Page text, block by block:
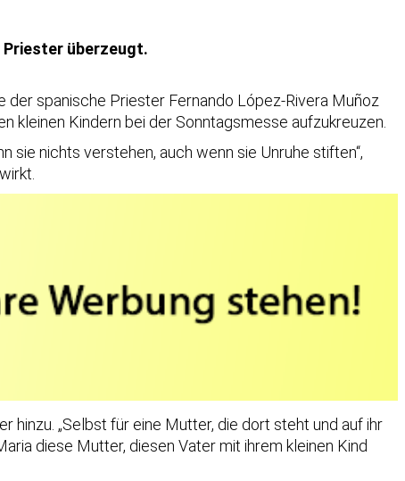
Priester überzeugt.
spanische Priester Fernando López-Rivera Muñoz
kleinen Kindern bei der Sonntagsmesse aufzukreuzen.
sie nichts verstehen, auch wenn sie Unruhe stiften“,
hinzu. „Selbst für eine Mutter, die dort steht und auf ihr
diese Mutter, diesen Vater mit ihrem kleinen Kind